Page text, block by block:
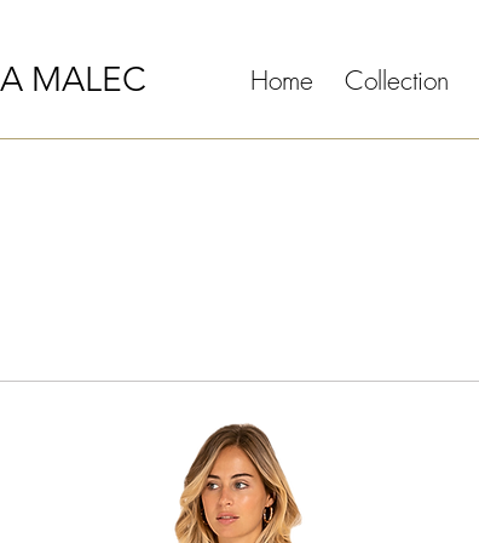
MALEC Home Collection